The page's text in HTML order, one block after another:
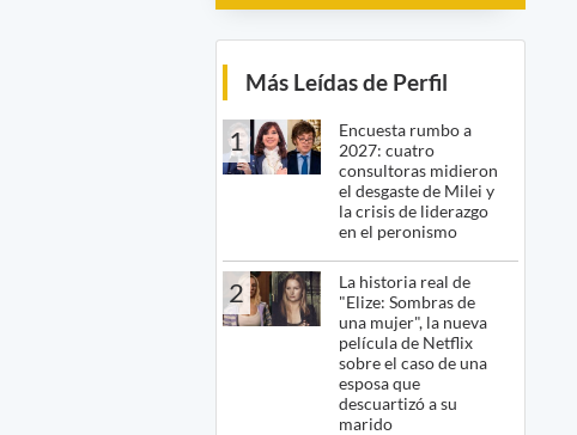
Más Leídas de Perfil
1
Encuesta rumbo a
2027: cuatro
consultoras midieron
el desgaste de Milei y
la crisis de liderazgo
en el peronismo
2
La historia real de
"Elize: Sombras de
una mujer", la nueva
película de Netflix
sobre el caso de una
esposa que
descuartizó a su
marido